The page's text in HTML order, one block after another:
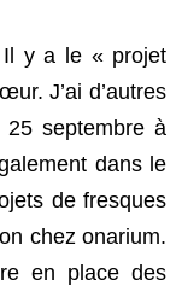
Il y a le « projet
J’ai d’autres
25 septembre à
dans le
de fresques
chez onarium.
en place des